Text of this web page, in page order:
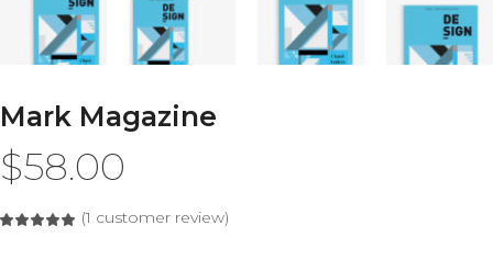
Mark Magazine
$58.00
Rated
1(1 customer review)